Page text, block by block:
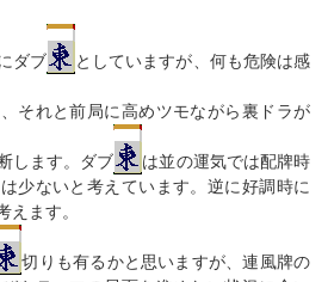
ダブ
としていますが、何も危険は感
それと前局に高めツモながら裏ドラが
します。ダブ
は並の運気では配牌時
少ないと考えています。逆に好調時に
えます。
切りも有るかと思いますが、連風牌の